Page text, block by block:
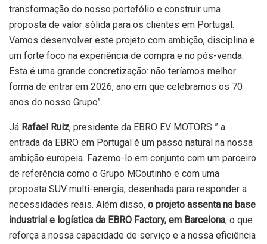
transformação do nosso portefólio e construir uma
proposta de valor sólida para os clientes em Portugal.
Vamos desenvolver este projeto com ambição, disciplina e
um forte foco na experiência de compra e no pós-venda.
Esta é uma grande concretização: não teríamos melhor
forma de entrar em 2026, ano em que celebramos os 70
anos do nosso Grupo”.
Já Rafael Ruiz, presidente da EBRO EV MOTORS ” a
entrada da EBRO em Portugal é um passo natural na nossa
ambição europeia. Fazemo-lo em conjunto com um parceiro
de referência como o Grupo MCoutinho e com uma
proposta SUV multi-energia, desenhada para responder a
necessidades reais. Além disso, o projeto assenta na base
industrial e logística da EBRO Factory, em Barcelona, o que
reforça a nossa capacidade de serviço e a nossa eficiência